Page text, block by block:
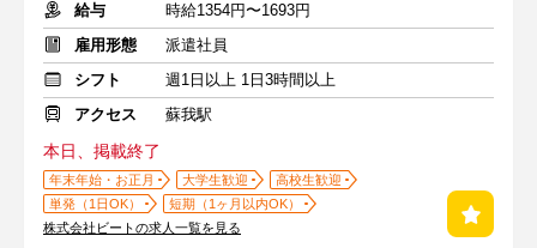
給与
時給1354円〜1693円
雇用形態
派遣社員
シフト
週1日以上 1日3時間以上
アクセス
蘇我駅
本日、掲載終了
年末年始・お正月 大学生歓迎
高校生歓迎
単発（1日OK）
短期（1ヶ月以内OK）
株式会社ビートの求人一覧を見る